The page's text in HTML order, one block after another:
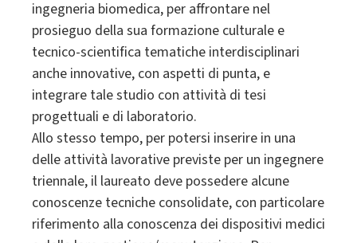
ingegneria biomedica, per affrontare nel
prosieguo della sua formazione culturale e
tecnico-scientifica tematiche interdisciplinari
anche innovative, con aspetti di punta, e
integrare tale studio con attività di tesi
progettuali e di laboratorio.
Allo stesso tempo, per potersi inserire in una
delle attività lavorative previste per un ingegnere
triennale, il laureato deve possedere alcune
conoscenze tecniche consolidate, con particolare
riferimento alla conoscenza dei dispositivi medici